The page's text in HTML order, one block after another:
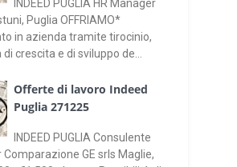
INDEED PUGLIA HR Manager
Puglia OFFRIAMO*
in azienda tramite tirocinio,
crescita e di sviluppo de...
Offerte di lavoro Indeed
Puglia 271225
INDEED PUGLIA Consulente
Comparazione GE srls Maglie,